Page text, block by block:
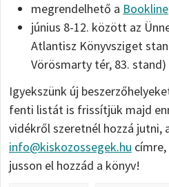
megrendelhető a Bookline
június 8-12. között az
Atlantisz Könyvsziget
Vörösmarty tér, 83. stand)
Igyekszünk új
fenti listát is frissítjük majd
vidékről szeretnél hozzá jutni,
info@kiskozossegek.hu
jusson el hozzád a könyv!